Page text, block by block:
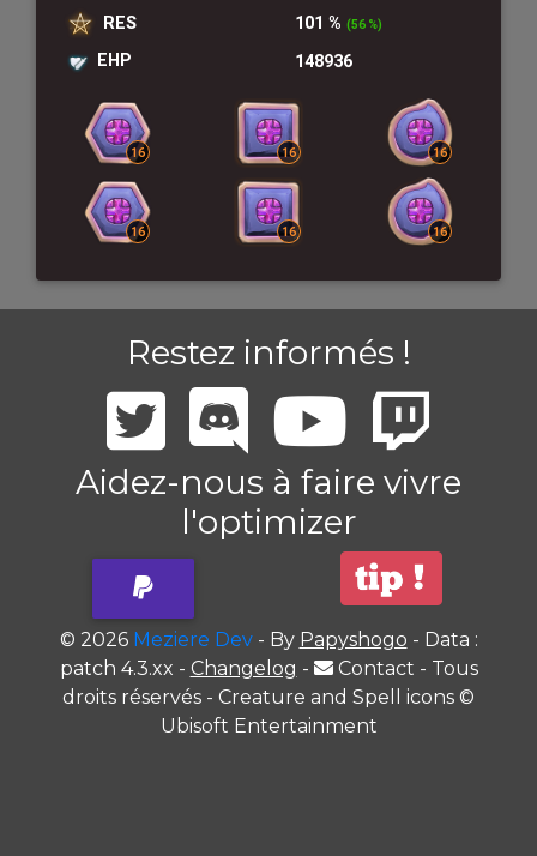
RES 101 % (56 %)
EHP 148936
Restez informés !
Aidez-nous à faire vivre
l'optimizer
© 2026 Meziere Dev- By Papyshogo - Data :
patch 4.3.xx - Changelog - Contact - Tous
droits réservés - Creature and Spell icons ©
Ubisoft Entertainment